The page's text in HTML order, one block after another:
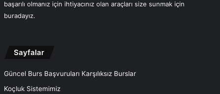
başarılı olmanız için ihtiyacınız olan araçları size sunmak için
buradayız.
Sayfalar
Güncel Burs Başvuruları Karşılıksız Burslar
Koçluk Sistemimiz